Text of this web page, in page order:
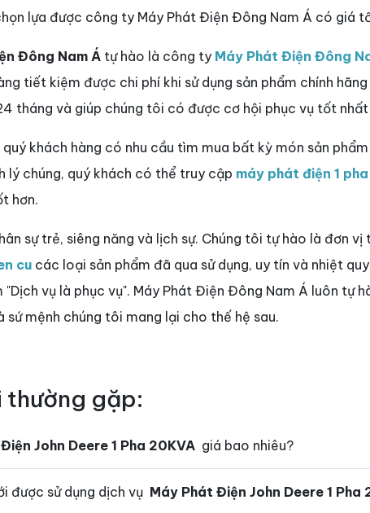
lựa được công ty Máy Phát Điện Đông Nam Á có giá
Đông Nam Á tự hào là công ty Máy Phát Điện Đông
tiết kiệm được chi phí khi sử dụng sản phẩm chính
tháng và giúp chúng tôi có được cơ hội phục vụ tốt
quý khách hàng có nhu cầu tìm mua bất kỳ món sản
lý chúng, quý khách có thể truy cập máy phát điện 1
hơn.
sự trẻ, siêng năng và lịch sự. Chúng tôi tự hào là đơn vị
cu các loại sản phẩm đã qua sử dụng, uy tín và nhiệt
"Dịch vụ là phục vụ". Máy Phát Điện Đông Nam Á luôn tự
sứ mệnh chúng tôi mang lại cho thế hệ sau.
thường gặp:
John Deere 1 Pha 20KVA giá bao nhiêu?
được sử dụng dịch vụ Máy Phát Điện John Deere 1 Pha